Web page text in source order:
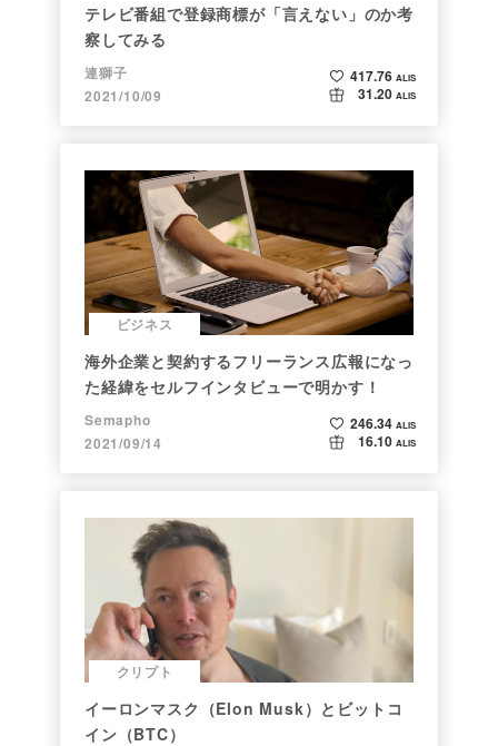
テレビ番組で登録商標が「言えない」のか考
察してみる
連獅子
2021/10/09
417.76 ALIS
31.20 ALIS
ビジネス
海外企業と契約するフリーランス広報になっ
た経緯をセルフインタビューで明かす！
Semapho
2021/09/14
246.34 ALIS
16.10 ALIS
クリプト
イーロンマスク（Elon Musk）とビットコ
イン（BTC）